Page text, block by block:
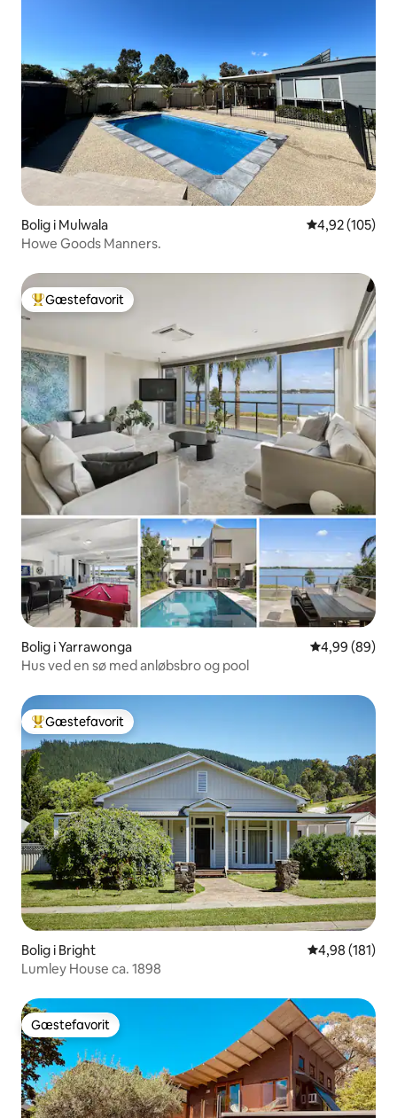
Bolig i Mulwala 4,92 ud af 5 i
4,92 (105)
Howe Goods Manners.
Bedste gæstefavorit
Gæstefavorit
Bolig i Yarrawonga 4,99 ud af 5 i
4,99 (89)
Hus ved en sø med anløbsbro og pool
Bedste gæstefavorit
Gæstefavorit
Bolig i Bright 4,98 ud af 5 i
4,98 (181)
Lumley House ca. 1898
Gæstefavorit
Gæstefavorit